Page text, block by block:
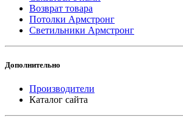
Возврат товара
Потолки Армстронг
Светильники Армстронг
Дополнительно
Производители
Каталог сайта